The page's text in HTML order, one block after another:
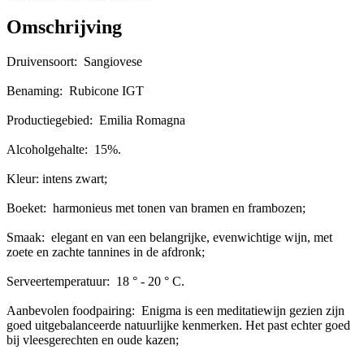
Omschrijving
Druivensoort: Sangiovese
Benaming: Rubicone IGT
Productiegebied: Emilia Romagna
Alcoholgehalte: 15%.
Kleur: intens zwart;
Boeket: harmonieus met tonen van bramen en frambozen;
Smaak: elegant en van een belangrijke, evenwichtige wijn, met
zoete en zachte tannines in de afdronk;
Serveertemperatuur: 18 ° - 20 ° C.
Aanbevolen foodpairing: Enigma is een meditatiewijn gezien zijn
goed uitgebalanceerde natuurlijke kenmerken. Het past echter goed
bij vleesgerechten en oude kazen;